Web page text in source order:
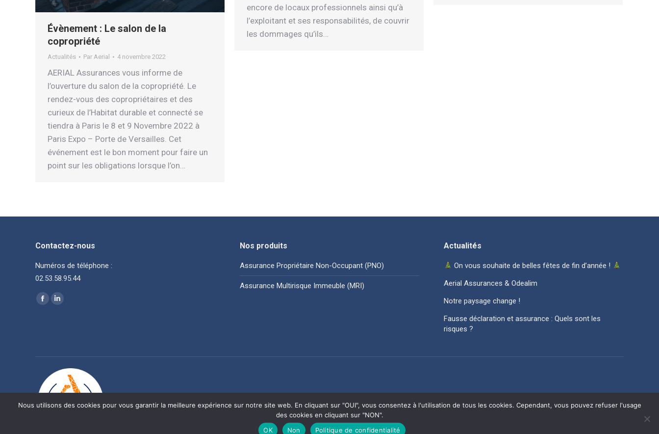
Évènement : Le salon de la
copropriété
Actualités Par Aerial 4 novembre 2022
AERIAL Assurances vous informe de
l’ouverture du salon de la copropriété. Le
rendez-vous des copropriétaires et des
curieux de l’Habitat durable et connecté se
tiendra à Paris le 8 et 9 Novembre 2022 à
Paris Expo – Porte de Versailles. Cet
événement est le bon moment pour faire un
point sur les obligations lorsque l’on…
encore de locaux professionnels ainsi qu’à
l’exploitant et ses responsabilités, de couvrir
les dommages qu’ils…
Contactez-nous
Numéros de téléphone :
02.53.58.95.44
Trouvez nous sur :
La
dans
nouvelle
fenêtre
La
dans
une
nouvelle
fenêtre
Nos produits
Assurance Propriétaire Non-Occupant (PNO)
Assurance Multirisque Immeuble (MRI)
Actualités
On vous souhaite de belles fêtes de fin d’année !
Aerial Assurances & Odealim
Notre paysage change !
Fausse déclaration et assurance : Quels sont les
risques ?
Conditions Générales d’Utilisation
Nous utilisons des cookies pour vous garantir la meilleure expérience sur notre site web. En cliquant sur "OUI", vous consentez à l'utilisation de tous les cookies. Cependant, vous pouvez refuser l'usage
des cookies en cliquant sur "NON".
OK
Non Politique de confidentialité